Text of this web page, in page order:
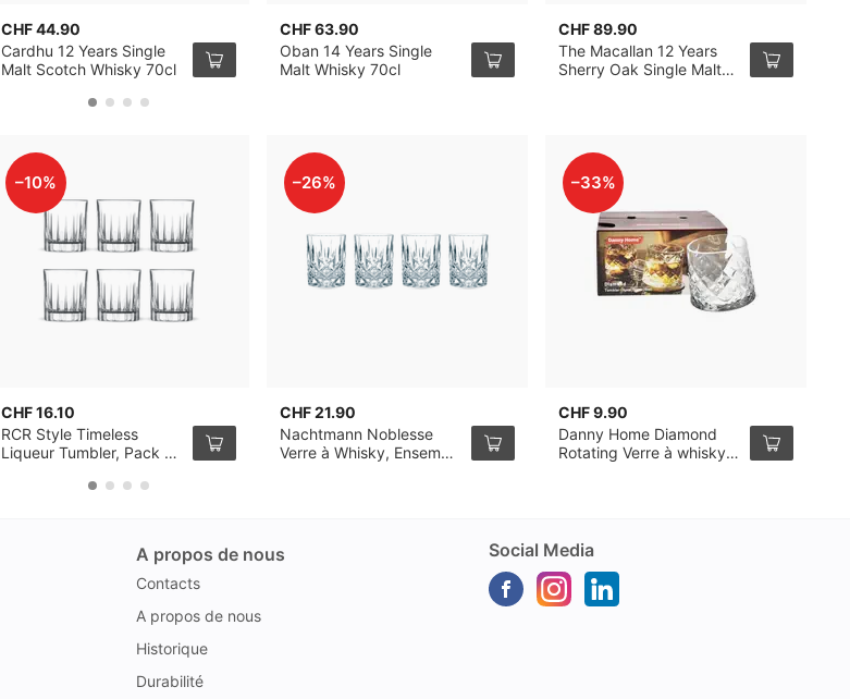
CHF 44.90
Cardhu 12 Years Single
Malt Scotch Whisky 70cl
CHF 63.90
Oban 14 Years Single
Malt Whisky 70cl
CHF 89.90
The Macallan 12 Years
Sherry Oak Single Malt
–10%
CHF 16.10
RCR Style Timeless
Liqueur Tumbler, Pack de
–26%
CHF 21.90
Nachtmann Noblesse
Verre à Whisky, Ensemble
–33%
CHF 9.90
Danny Home Diamond
Rotating Verre à whisky
A propos de nous
Contacts
A propos de nous
Historique
Durabilité
Social Media